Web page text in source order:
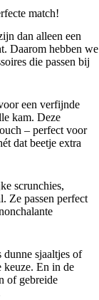
match!
dan alleen een
Daarom hebben we
die passen bij
een verfijnde
kam. Deze
– perfect voor
dat beetje extra
scrunchies,
Ze passen perfect
dunne sjaaltjes of
keuze. En in de
of gebreide